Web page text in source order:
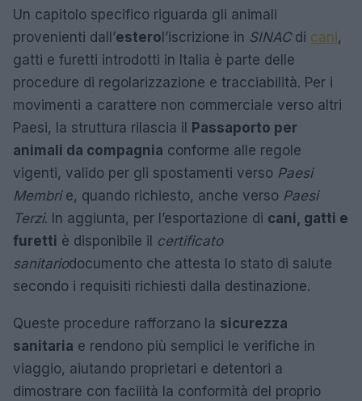
Un capitolo specifico riguarda gli animali
provenienti dall’estero l’iscrizione in SINACdi cani,
gatti e furetti introdotti in Italia è parte delle
procedure di regolarizzazione e tracciabilità. Per i
movimenti a carattere non commerciale verso altri
Paesi, la struttura rilascia il
Passaporto per
animali da compagnia conforme alle regole
vigenti, valido per gli spostamenti verso Paesi
Membrie, quando richiesto, anche verso Paesi
Terzi. In aggiunta, per l’esportazione di cani, gatti e
furetti è disponibile il certificato
sanitariodocumento che attesta lo stato di salute
secondo i requisiti richiesti dalla destinazione.
Queste procedure rafforzano la sicurezza
sanitaria e rendono più semplici le verifiche in
viaggio, aiutando proprietari e detentori a
dimostrare con facilità la conformità del proprio